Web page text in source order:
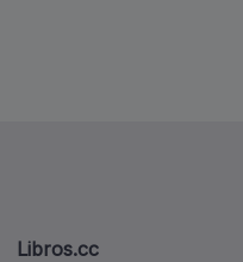
Libros.cc